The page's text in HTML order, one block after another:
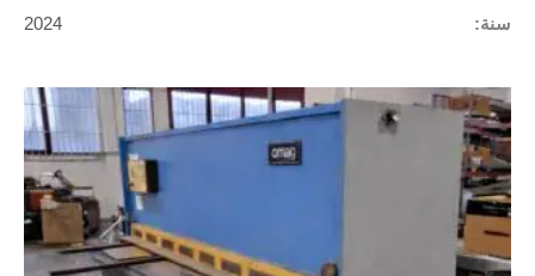
سنة:
2024